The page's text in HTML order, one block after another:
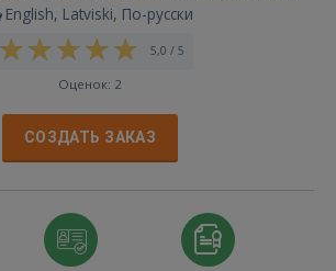
English, Latviski, По-русски
5,0 / 5
Оценок: 2
СОЗДАТЬ ЗАКАЗ